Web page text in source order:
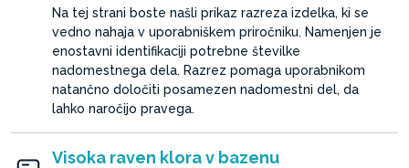
Na tej strani boste našli prikaz razreza izdelka, ki se
vedno nahaja v uporabniškem priročniku. Namenjen je
enostavni identifikaciji potrebne številke
nadomestnega dela. Razrez pomaga uporabnikom
natančno določiti posamezen nadomestni del, da
lahko naročijo pravega.
Visoka raven klora v bazenu